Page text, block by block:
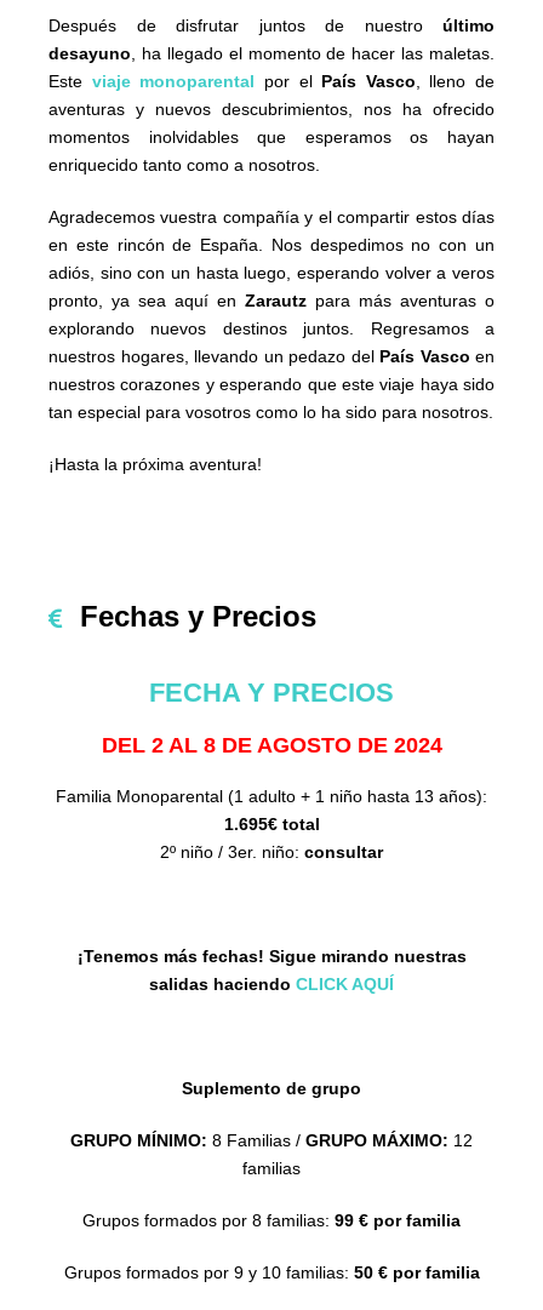
Después de disfrutar juntos de nuestro último
desayuno , ha llegado el momento de hacer las maletas.
Este viaje monoparental por el País Vasco , lleno de
aventuras y nuevos descubrimientos, nos ha ofrecido
momentos inolvidables que esperamos os hayan
enriquecido tanto como a nosotros.
Agradecemos vuestra compañía y el compartir estos días
en este rincón de España. Nos despedimos no con un
adiós, sino con un hasta luego, esperando volver a veros
pronto, ya sea aquí en Zarautz para más aventuras o
explorando nuevos destinos juntos. Regresamos a
nuestros hogares, llevando un pedazo del País Vasco en
nuestros corazones y esperando que este viaje haya sido
tan especial para vosotros como lo ha sido para nosotros.
¡Hasta la próxima aventura!
Fechas y Precios
FECHA Y PRECIOS
DEL 2 AL 8 DE AGOSTO DE 2024
Familia Monoparental (1 adulto + 1 niño hasta 13 años):
1.695€ total
2º niño / 3er. niño: consultar
¡Tenemos más fechas! Sigue mirando nuestras
salidas haciendo CLICK AQUÍ
Suplemento de grupo
GRUPO MÍNIMO: 8 Familias / GRUPO MÁXIMO: 12
familias
Grupos formados por 8 familias: 99 € por familia
Grupos formados por 9 y 10 familias: 50 € por familia